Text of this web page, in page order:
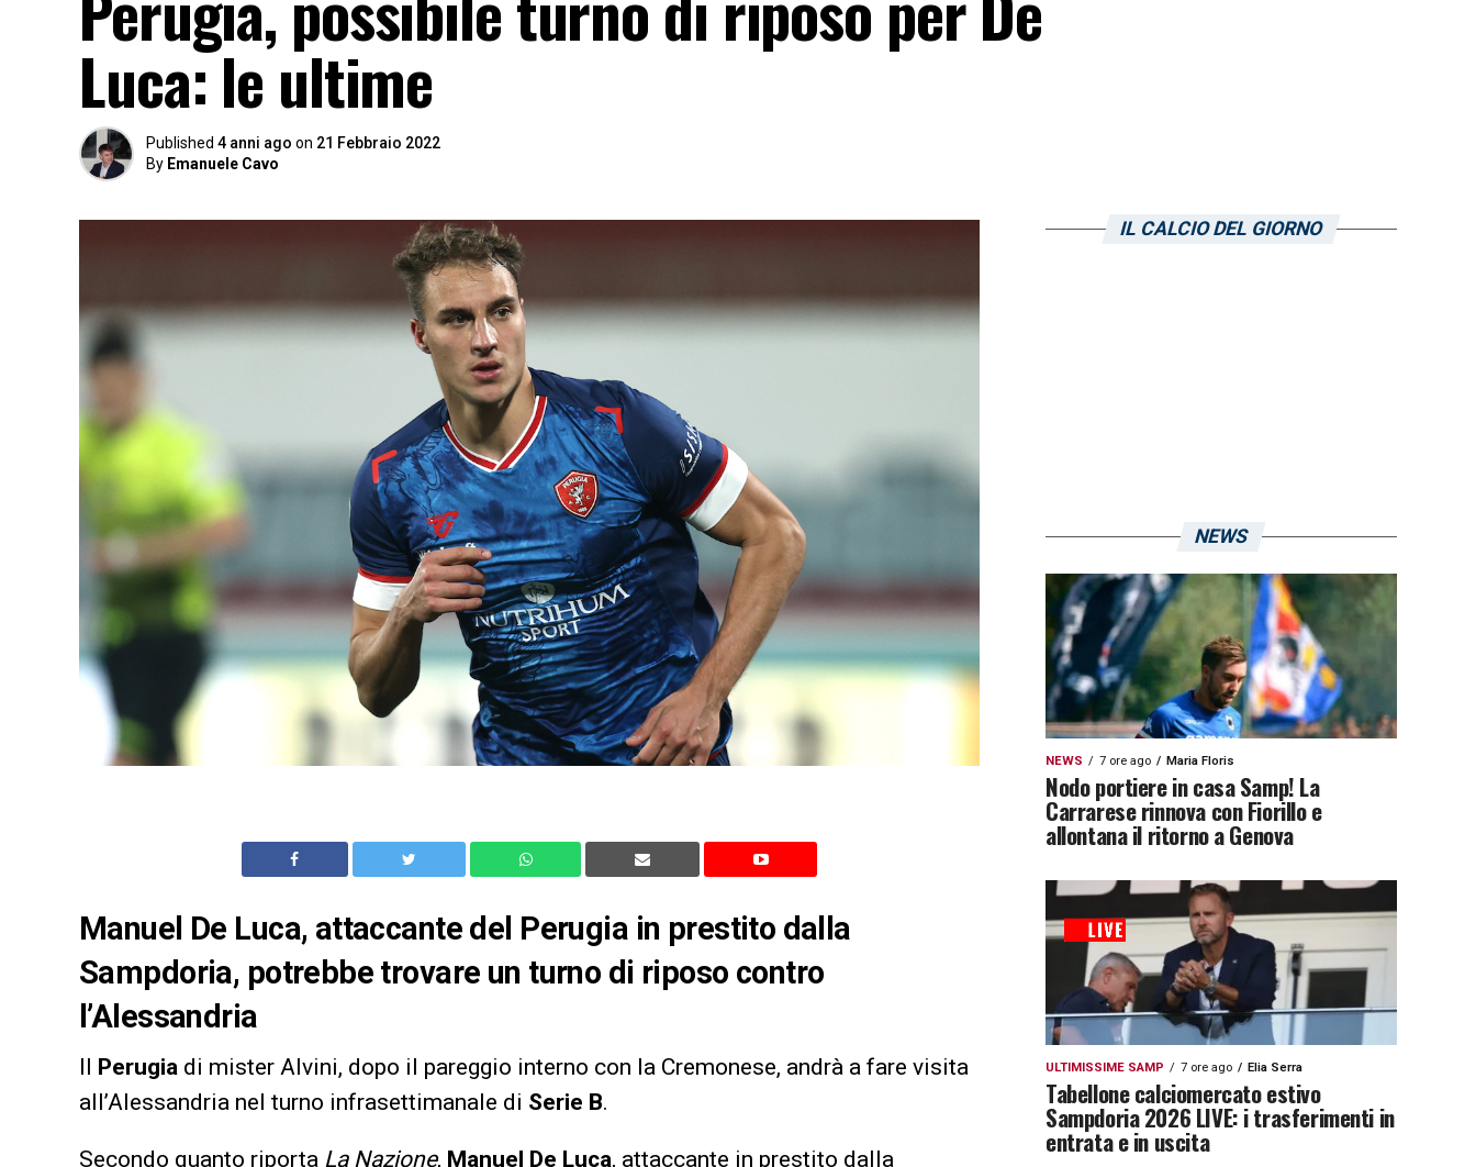
Luca: le ultime
Published 4 anni ago on 21 Febbraio 2022
By Emanuele Cavo
Manuel De Luca, attaccante del Perugia in prestito dalla
Sampdoria, potrebbe trovare un turno di riposo contro
l’Alessandria
Perugia di mister Alvini, dopo il pareggio interno con la Cremonese, andrà a fare visita
all’Alessandria nel turno infrasettimanale di Serie B.
Secondo quanto riporta La Nazione, Manuel De Luca, attaccante in prestito dalla
IL CALCIO DEL GIORNO
NEWS
NEWS 7 ore ago Maria Floris
Nodo portiere in casa Samp! La
Carrarese rinnova con Fiorillo e
allontana il ritorno a Genova
ULTIMISSIME SAMP 7 ore ago Elia Serra
Tabellone calciomercato estivo
Sampdoria 2026 LIVE: i trasferimenti in
entrata e in uscita